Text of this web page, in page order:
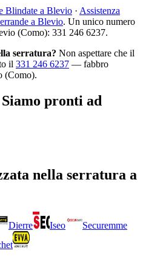
Blindate a Blevio · Assistenza
a Blevio. Un unico numero
(Como): 331 246 6237.
serratura? Non aspettare che il
il 331 246 6237 — fabbro
(Como).
pronti ad
nella serratura a
Dierre Iseo
Securemme